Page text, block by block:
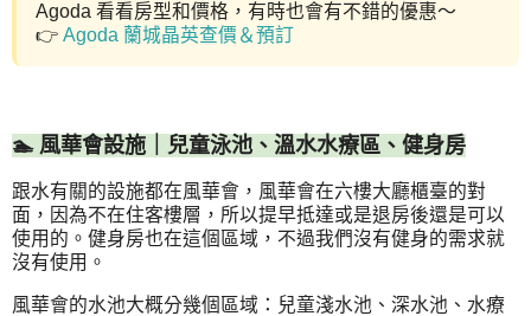
Agoda 看看房型和價格，有時也會有不錯的優惠～
👉 Agoda 蘭城晶英查價＆預訂
🏊 風華會設施｜兒童泳池、溫水水療區、健身房
跟水有關的設施都在風華會，風華會在六樓大廳櫃臺的對
面，因為不在住客樓層，所以提早抵達或是退房後還是可以
使用的。健身房也在這個區域，不過我們沒有健身的需求就
沒有使用。
風華會的水池大概分幾個區域：兒童淺水池、深水池、水療